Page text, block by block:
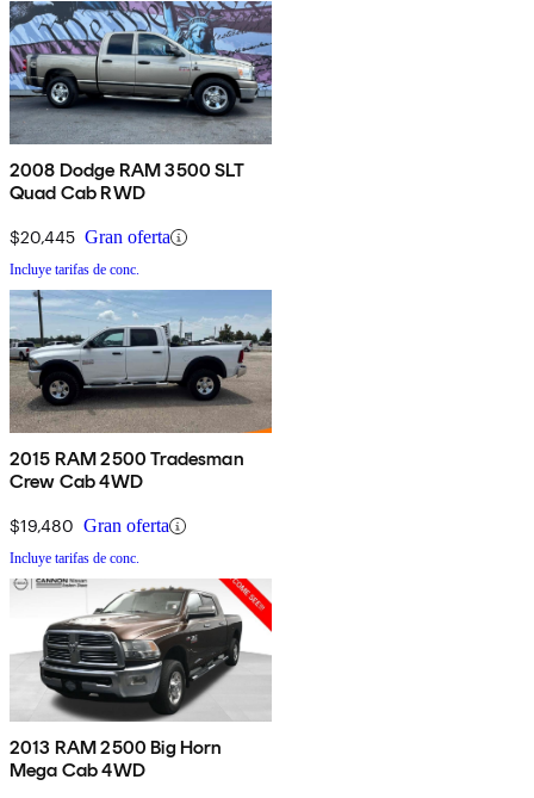
2008 Dodge RAM 3500 SLT
Quad Cab RWD
$20,445 Gran oferta
Incluye tarifas de conc.
2015 RAM 2500 Tradesman
Crew Cab 4WD
$19,480 Gran oferta
Incluye tarifas de conc.
2013 RAM 2500 Big Horn
Mega Cab 4WD